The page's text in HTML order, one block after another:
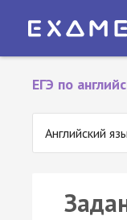
ЕГЭ по
Английский